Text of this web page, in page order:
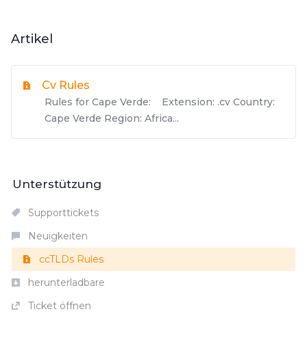
Artikel
Cv Rules
Rules for Cape Verde: Extension: .cv Country:
Cape Verde Region: Africa...
Unterstützung
Supporttickets
Neuigkeiten
ccTLDs Rules
herunterladbare
Ticket öffnen